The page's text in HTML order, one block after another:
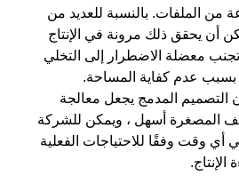
من الملفات. بالنسبة للعديد من
أن يحقق ذلك مرونة في الإنتاج
معضلة الاضطرار إلى التخلي
بسبب عدم كفاية المساحة.
التصميم المدمج يجعل معالجة
المصغرة أسهل ، ويمكن للشركة
أي وقت وفقًا للاحتياجات الفعلية